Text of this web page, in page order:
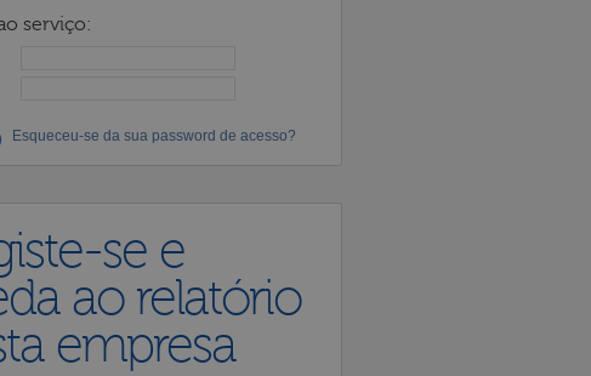
serviço:
Esqueceu-se da sua password de acesso?
se e
ao relatório
empresa